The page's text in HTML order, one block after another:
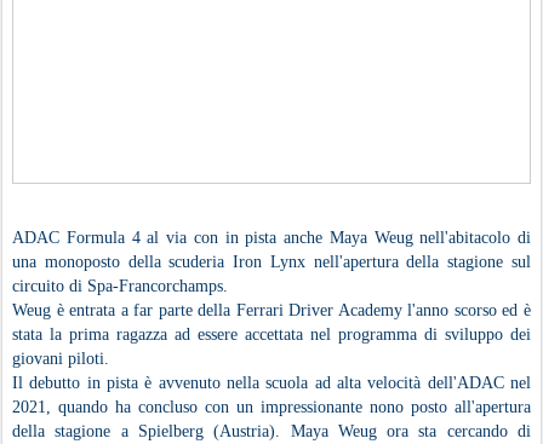
ADAC Formula 4 al via con in pista anche Maya Weug nell'abitacolo di
una monoposto della scuderia Iron Lynx nell'apertura della stagione sul
circuito di Spa-Francorchamps.
Weug è entrata a far parte della Ferrari Driver Academy l'anno scorso ed è
stata la prima ragazza ad essere accettata nel programma di sviluppo dei
giovani piloti.
Il debutto in pista è avvenuto nella scuola ad alta velocità dell'ADAC nel
2021, quando ha concluso con un impressionante nono posto all'apertura
della stagione a Spielberg (Austria). Maya Weug ora sta cercando di